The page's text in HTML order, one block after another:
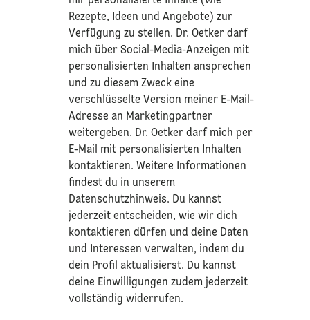
Rezepte, Ideen und Angebote) zur
Verfügung zu stellen. Dr. Oetker darf
mich über Social-Media-Anzeigen mit
personalisierten Inhalten ansprechen
und zu diesem Zweck eine
verschlüsselte Version meiner E-Mail-
Adresse an Marketingpartner
weitergeben. Dr. Oetker darf mich per
E-Mail mit personalisierten Inhalten
kontaktieren. Weitere Informationen
findest du in unserem
Datenschutzhinweis. Du kannst
jederzeit entscheiden, wie wir dich
kontaktieren dürfen und deine Daten
und Interessen verwalten, indem du
dein Profil aktualisierst. Du kannst
deine Einwilligungen zudem jederzeit
vollständig widerrufen.